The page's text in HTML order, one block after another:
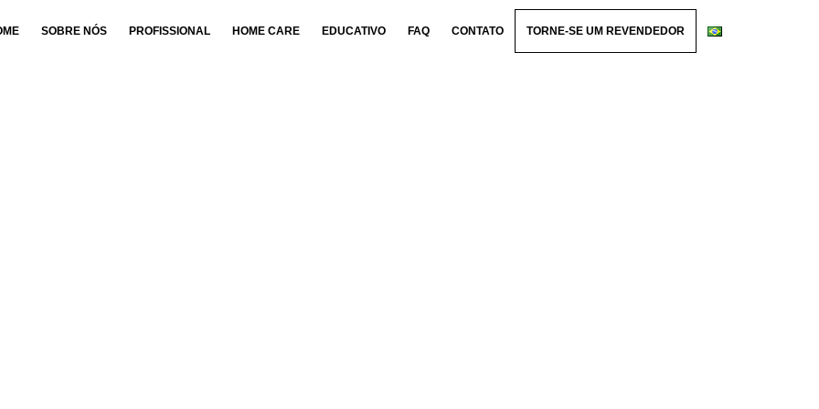
SOBRE NÓS PROFISSIONAL HOME CARE EDUCATIVO FAQ CONTATO TORNE-SE UM REVENDEDOR